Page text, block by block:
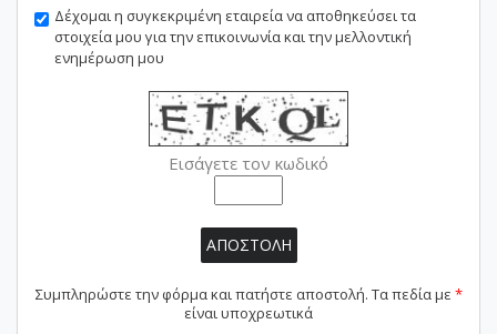
Δέχομαι η συγκεκριμένη εταιρεία να αποθηκεύσει τα
στοιχεία μου για την επικοινωνία και την μελλοντική
ενημέρωση μου
Εισάγετε τον κωδικό
ΑΠΟΣΤΟΛΗ
Συμπληρώστε την φόρμα και πατήστε αποστολή. Τα πεδία με *
είναι υποχρεωτικά